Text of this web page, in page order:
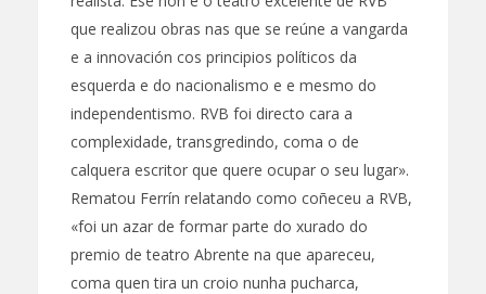
que realizou obras nas que se reúne a vangarda
e a innovación cos principios políticos da
esquerda e do nacionalismo e e mesmo do
independentismo. RVB foi directo cara a
complexidade, transgredindo, coma o de
calquera escritor que quere ocupar o seu lugar».
Rematou Ferrín relatando como coñeceu a RVB,
«foi un azar de formar parte do xurado do
premio de teatro Abrente na que apareceu,
coma quen tira un croio nunha pucharca,